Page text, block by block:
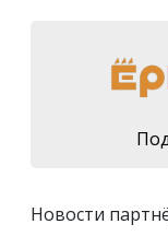
Новости